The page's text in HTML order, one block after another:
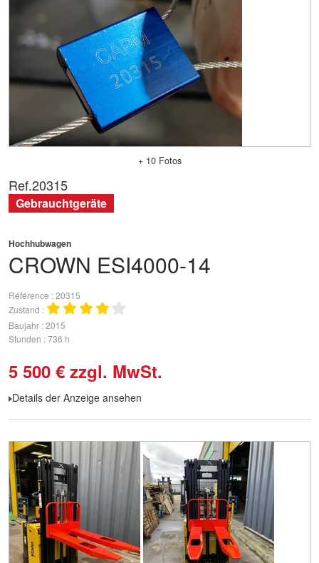
+ 10 Fotos
CROWN ESI4000-14
Hochhubwagen
Référence 20315
Zustand
Baujahr 2015
Stunden 736 h
5 500 € zzgl. MwSt.
Details der Anzeige ansehen
Ref.20315
Gebrauchtgeräte